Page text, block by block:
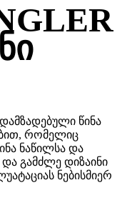
წინა
რომელიც
ნაწილსა და
გამძლე დიზაინი
ნებისმიერ